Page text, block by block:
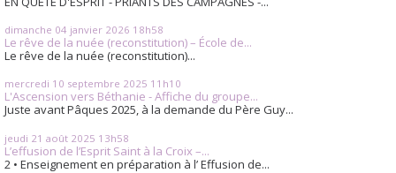
dimanche 04 janvier 2026 18h58
Le rêve de la nuée (reconstitution) – École de...
Le rêve de la nuée (reconstitution)...
mercredi 10 septembre 2025 11h10
L'Ascension vers Béthanie - Affiche du groupe...
Juste avant Pâques 2025, à la demande du Père Guy...
jeudi 21 août 2025 13h58
L’effusion de l’Esprit Saint à la Croix –...
2 • Enseignement en préparation à l’ Effusion de...